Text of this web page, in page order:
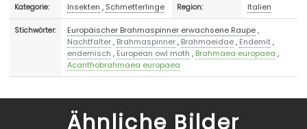
Kategorie: Insekten , Schmetterlinge Region: Italien
Stichwörter: Europäischer Brahmaspinner erwachsene Raupe,
Nachtfalter, Brahmaspinner, Brahmaeidae, Endemit,
endemisch , European owl moth , Brahmaea europaea ,
Acanthobrahmaea europaea
Ähnliche Bilder